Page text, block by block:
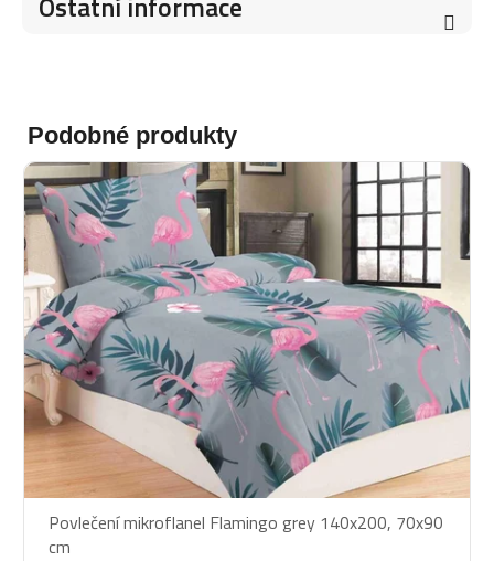
Podobné produkty
Povlečení mikroflanel Flamingo grey 140x200, 70x90
cm